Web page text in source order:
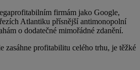
firmám jako Google,
Atlantiku přísnější antimonopolní
o dodatečné mimořádné zdanění.
zasáhne profitabilitu celého trhu, je těžké